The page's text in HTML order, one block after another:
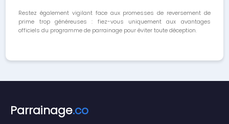
Restez également vigilant face aux promesses de reversement de
prime trop généreuses : fiez-vous uniquement aux avantages
officiels du programme de parrainage pour éviter toute déception.
Parrainage.co